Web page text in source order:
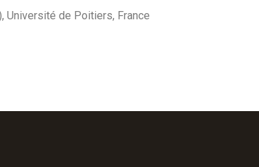
Université de Poitiers, France